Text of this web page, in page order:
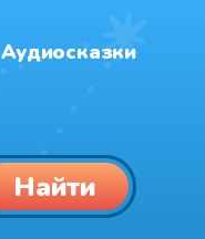
Аудиосказки
Найти